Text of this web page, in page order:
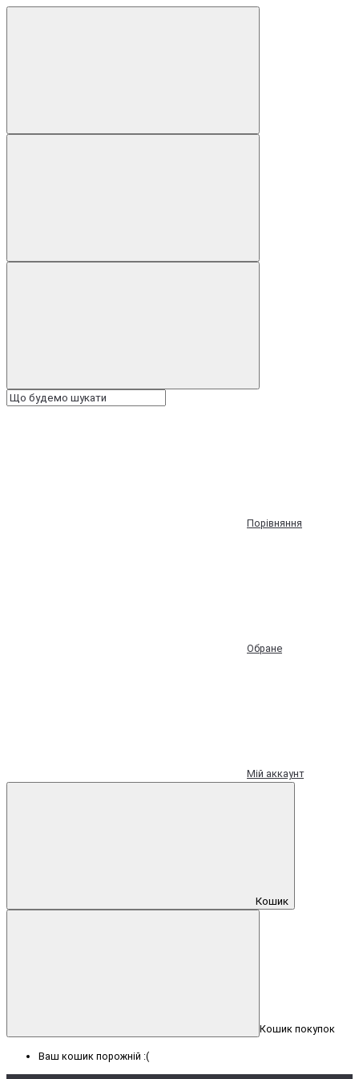
Порівняння
Обране
Мій аккаунт
Кошик
Кошик покупок
Ваш кошик порожній :(